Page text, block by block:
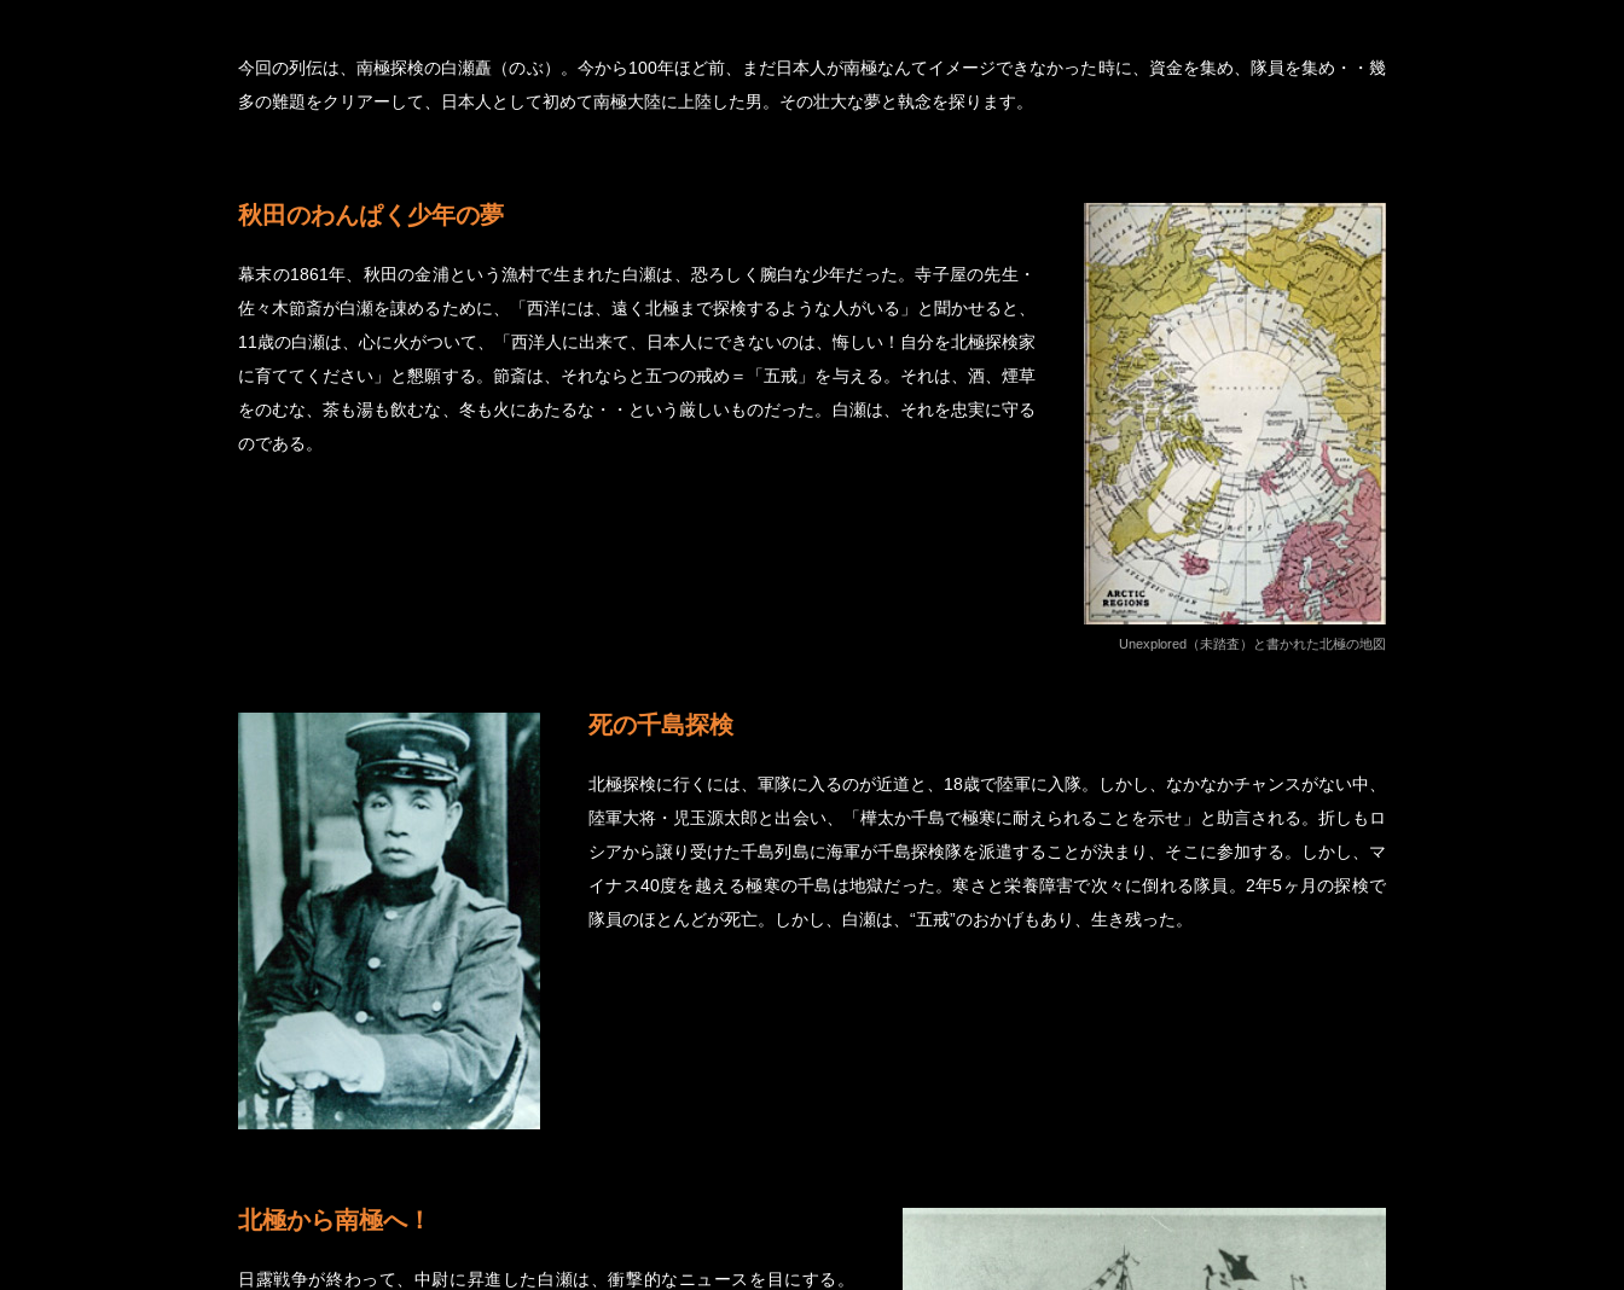
今回の列伝は、南極探検の白瀬矗（のぶ）。今から100年ほど前、まだ日本人が南極なんてイメージできなかった時に、資金を集め、隊員を集め・・幾
多の難題をクリアーして、日本人として初めて南極大陸に上陸した男。その壮大な夢と執念を探ります。
Unexplored（未踏査）と書かれた北極の地図
秋田のわんぱく少年の夢
幕末の1861年、秋田の金浦という漁村で生まれた白瀬は、恐ろしく腕白な少年だった。寺子屋の先生・
佐々木節斎が白瀬を諌めるために、「西洋には、遠く北極まで探検するような人がいる」と聞かせると、
11歳の白瀬は、心に火がついて、「西洋人に出来て、日本人にできないのは、悔しい！自分を北極探検家
に育ててください」と懇願する。節斎は、それならと五つの戒め＝「五戒」を与える。それは、酒、煙草
をのむな、茶も湯も飲むな、冬も火にあたるな・・という厳しいものだった。白瀬は、それを忠実に守る
のである。
死の千島探検
北極探検に行くには、軍隊に入るのが近道と、18歳で陸軍に入隊。しかし、なかなかチャンスがない中、
陸軍大将・児玉源太郎と出会い、「樺太か千島で極寒に耐えられることを示せ」と助言される。折しもロ
シアから譲り受けた千島列島に海軍が千島探検隊を派遣することが決まり、そこに参加する。しかし、マ
イナス40度を越える極寒の千島は地獄だった。寒さと栄養障害で次々に倒れる隊員。2年5ヶ月の探検で
隊員のほとんどが死亡。しかし、白瀬は、“五戒”のおかげもあり、生き残った。
北極から南極へ！
日露戦争が終わって、中尉に昇進した白瀬は、衝撃的なニュースを目にする。